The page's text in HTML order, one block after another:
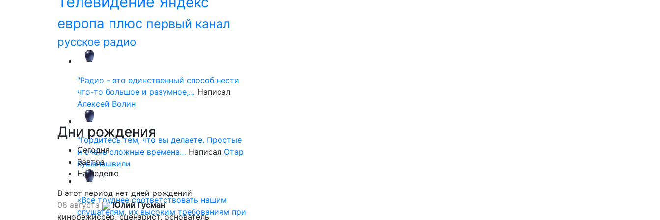
европа плюс первый канал
русское радио
"Радио - это единственный способ нести
что-то большое и разумное,… Написал
Алексей Волин
"Гордитесь тем, что вы делаете. Простые
и очень сложные времена… Написал Отар
Кушанашвили
«Все труднее соответствовать нашим
слушателям, их высоким требованиям при
Дни рождения
Сегодня
Завтра
На неделю
В этот период нет дней рождений.
08 августа
Юлий Гусман
кинорежиссер, сценарист, основатель